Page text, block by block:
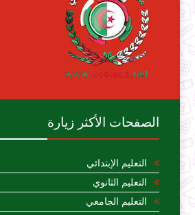
الصفحات الأكثر زيارة
التعليم الإبتدائي
التعليم الثانوي
التعليم الجامعي